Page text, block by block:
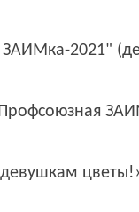
2021"